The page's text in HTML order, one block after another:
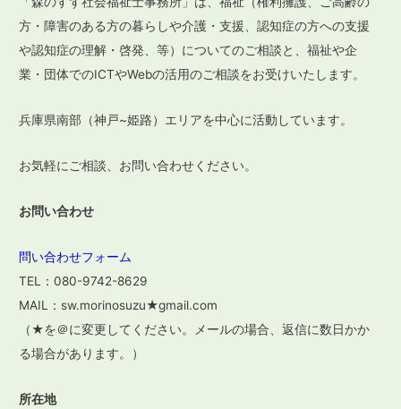
ー
シ
ョ
ン
方・障害のある方の暮らしや介護・支援、認知症の方への支援
や認知症の理解・啓発、等）についてのご相談と、福祉や企
業・団体でのICTやWebの活用のご相談をお受けいたします。
兵庫県南部（神戸~姫路）エリアを中心に活動しています。
お気軽にご相談、お問い合わせください。
お問い合わせ
問い合わせフォーム
TEL：080-9742-8629
MAIL：sw.morinosuzu★gmail.com
（★を＠に変更してください。メールの場合、返信に数日かか
る場合があります。）
所在地